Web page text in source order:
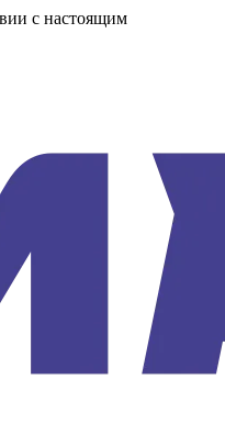
с настоящим